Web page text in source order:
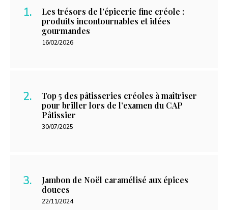
Les trésors de l’épicerie fine créole :
produits incontournables et idées
gourmandes
16/02/2026
Top 5 des pâtisseries créoles à maîtriser
pour briller lors de l’examen du CAP
Pâtissier
30/07/2025
Jambon de Noël caramélisé aux épices
douces
22/11/2024